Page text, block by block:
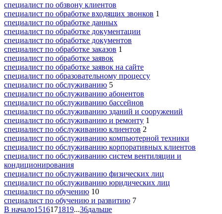
специалист по обзвону клиентов
специалист по обработке входящих звонков 1
специалист по обработке данных
специалист по обработке документации
специалист по обработке документов
специалист по обработке заказов 1
специалист по обработке заявок
специалист по обработке заявок на сайте
специалист по образовательному процессу
специалист по обслуживанию 5
специалист по обслуживанию абонентов
специалист по обслуживанию бассейнов
специалист по обслуживанию зданий и сооружений
специалист по обслуживанию и ремонту 1
специалист по обслуживанию клиентов 2
специалист по обслуживанию компьютерной техники
специалист по обслуживанию корпоративных клиентов
специалист по обслуживанию систем вентиляции и
кондиционирования
специалист по обслуживанию физических лиц
специалист по обслуживанию юридических лиц
специалист по обучению 10
специалист по обучению и развитию 7
В начало1516171819...36дальше